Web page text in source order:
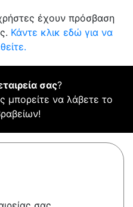
έχουν πρόσβαση
Κάντε κλικ εδώ για να
σας?
μπορείτε να λάβετε το